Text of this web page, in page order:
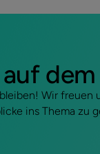
Wir freuen
ins Thema zu